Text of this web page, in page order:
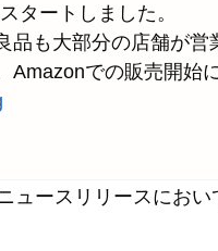
タートしました。
も大部分の店舗が営
Amazonでの販売開始
ュースリリースにお